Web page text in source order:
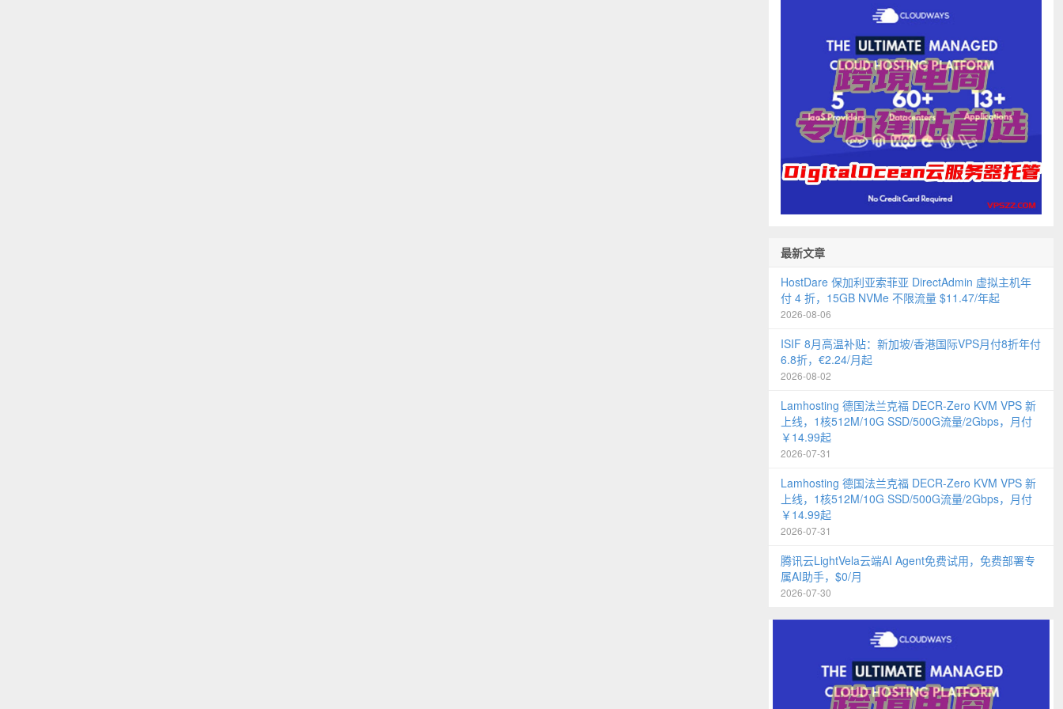
最新文章
HostDare 保加利亚索菲亚 DirectAdmin 虚拟主机年
付 4 折，15GB NVMe 不限流量 $11.47/年起
2026-08-06
ISIF 8月高温补贴：新加坡/香港国际VPS月付8折年付
6.8折，€2.24/月起
2026-08-02
Lamhosting 德国法兰克福 DECR-Zero KVM VPS 新
上线，1核512M/10G SSD/500G流量/2Gbps，月付
￥14.99起
2026-07-31
Lamhosting 德国法兰克福 DECR-Zero KVM VPS 新
上线，1核512M/10G SSD/500G流量/2Gbps，月付
￥14.99起
2026-07-31
腾讯云LightVela云端AI Agent免费试用，免费部署专
属AI助手，$0/月
2026-07-30